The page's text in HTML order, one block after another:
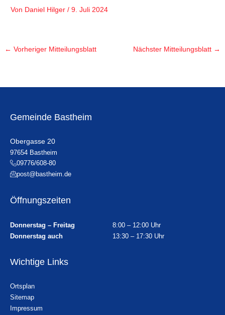
Von Daniel Hilger/9. Juli 2024
← Vorheriger Mitteilungsblatt Nächster Mitteilungsblatt →
Gemeinde Bastheim
Obergasse 20
97654 Bastheim
09776/608-80
post@bastheim.de
Öffnungszeiten
Donnerstag – Freitag
8:00 – 12:00 Uhr
Donnerstag auch
13:30 – 17:30 Uhr
Wichtige Links
Ortsplan
Sitemap
Impressum